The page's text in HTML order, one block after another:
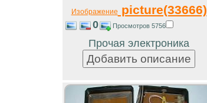
Изображение picture(33666)
0 Просмотров 5756
Прочая электроника